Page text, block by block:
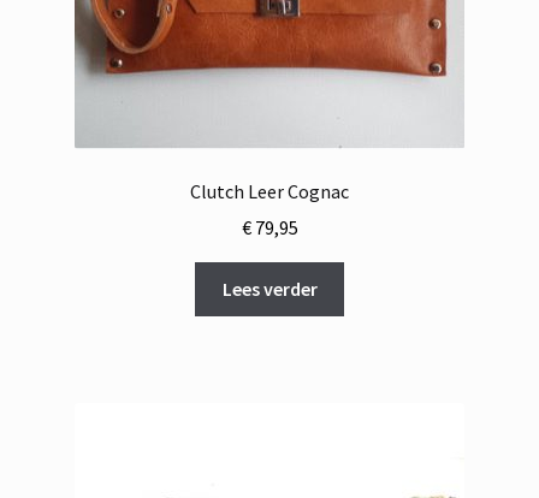
Clutch Leer Cognac
€79,95
Lees verder